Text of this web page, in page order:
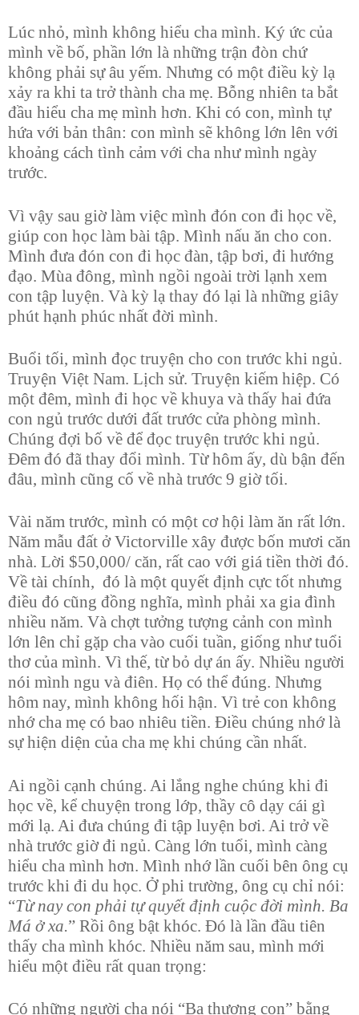
Lúc nhỏ, mình không hiểu cha mình. Ký ức của
mình về bố, phần lớn là những trận đòn chứ
không phải sự âu yếm. Nhưng có một điều kỳ lạ
xảy ra khi ta trở thành cha mẹ. Bỗng nhiên ta bắt
đầu hiểu cha mẹ mình hơn. Khi có con, mình tự
hứa với bản thân: con mình sẽ không lớn lên với
khoảng cách tình cảm với cha như mình ngày
trước.
Vì vậy sau giờ làm việc mình đón con đi học về,
giúp con học làm bài tập. Mình nấu ăn cho con.
Mình đưa đón con đi học đàn, tập bơi, đi hướng
đạo. Mùa đông, mình ngồi ngoài trời lạnh xem
con tập luyện. Và kỳ lạ thay đó lại là những giây
phút hạnh phúc nhất đời mình.
Buổi tối, mình đọc truyện cho con trước khi ngủ.
Truyện Việt Nam. Lịch sử. Truyện kiếm hiệp. Có
một đêm, mình đi học về khuya và thấy hai đứa
con ngủ trước dưới đất trước cửa phòng mình.
Chúng đợi bố về để đọc truyện trước khi ngủ.
Đêm đó đã thay đổi mình. Từ hôm ấy, dù bận đến
đâu, mình cũng cố về nhà trước 9 giờ tối.
Vài năm trước, mình có một cơ hội làm ăn rất lớn.
Năm mẫu đất ở Victorville xây được bốn mươi căn
nhà. Lời $50,000/ căn, rất cao với giá tiền thời đó.
Về tài chính, đó là một quyết định cực tốt nhưng
điều đó cũng đồng nghĩa, mình phải xa gia đình
nhiều năm. Và chợt tưởng tượng cảnh con mình
lớn lên chỉ gặp cha vào cuối tuần, giống như tuổi
thơ của mình. Vì thế, từ bỏ dự án ấy. Nhiều người
nói mình ngu và điên. Họ có thể đúng. Nhưng
hôm nay, mình không hối hận. Vì trẻ con không
nhớ cha mẹ có bao nhiêu tiền. Điều chúng nhớ là
sự hiện diện của cha mẹ khi chúng cần nhất.
Ai ngồi cạnh chúng. Ai lắng nghe chúng khi đi
học về, kể chuyện trong lớp, thầy cô dạy cái gì
mới lạ. Ai đưa chúng đi tập luyện bơi. Ai trở về
nhà trước giờ đi ngủ. Càng lớn tuổi, mình càng
hiểu cha mình hơn. Mình nhớ lần cuối bên ông cụ
trước khi đi du học. Ở phi trường, ông cụ chỉ nói:
“Từ nay con phải tự quyết định cuộc đời mình. Ba
Má ở xa.” Rồi ông bật khóc. Đó là lần đầu tiên
thấy cha mình khóc. Nhiều năm sau, mình mới
hiểu một điều rất quan trọng:
Có những người cha nói “Ba thương con” bằng